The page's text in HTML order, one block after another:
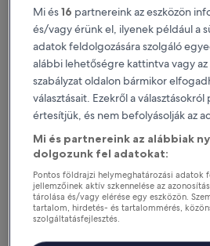
Igénybe vehető tagoknak szóló ár
113 297 Ft
226 593 Ft
volt,
a
további
információkat
a
teljes
árról.
56 648 Ft éjszakánként
tartalmazza az adókat és egyéb díjakat
Jelentkezz be a tagoknak szóló árért
The
Ramsey
Hotel
and
Convention
10 ennyiből: 8.4, Nagyon jó, (1 543
Nagyon jó(1 543 értékelés)
The Ramsey Hotel and
Pigeon Forge
165 673 FtAz
220 897 Ft
1 szoba 2 éjszakára
The Ramsey Hotel and Convention
Mi és16 partnereink az eszközön
és/vagy érünk el, ilyenek például a
adatok feldolgozására szolgáló
alábbi lehetőségre kattintva vagy
szabályzat oldalon bármikor
választásait. Ezekről a
értesítjük, és nem befolyásolják az
Mi és partnereink az alábbiak
dolgozunk fel adatokat:
Pontos földrajzi helymeghatározási adatok
jellemzőinek aktív szkennelése az
tárolása és/vagy elérése egy eszközön.
tartalom, hirdetés- és tartalommérés,
szolgáltatásfejlesztés.